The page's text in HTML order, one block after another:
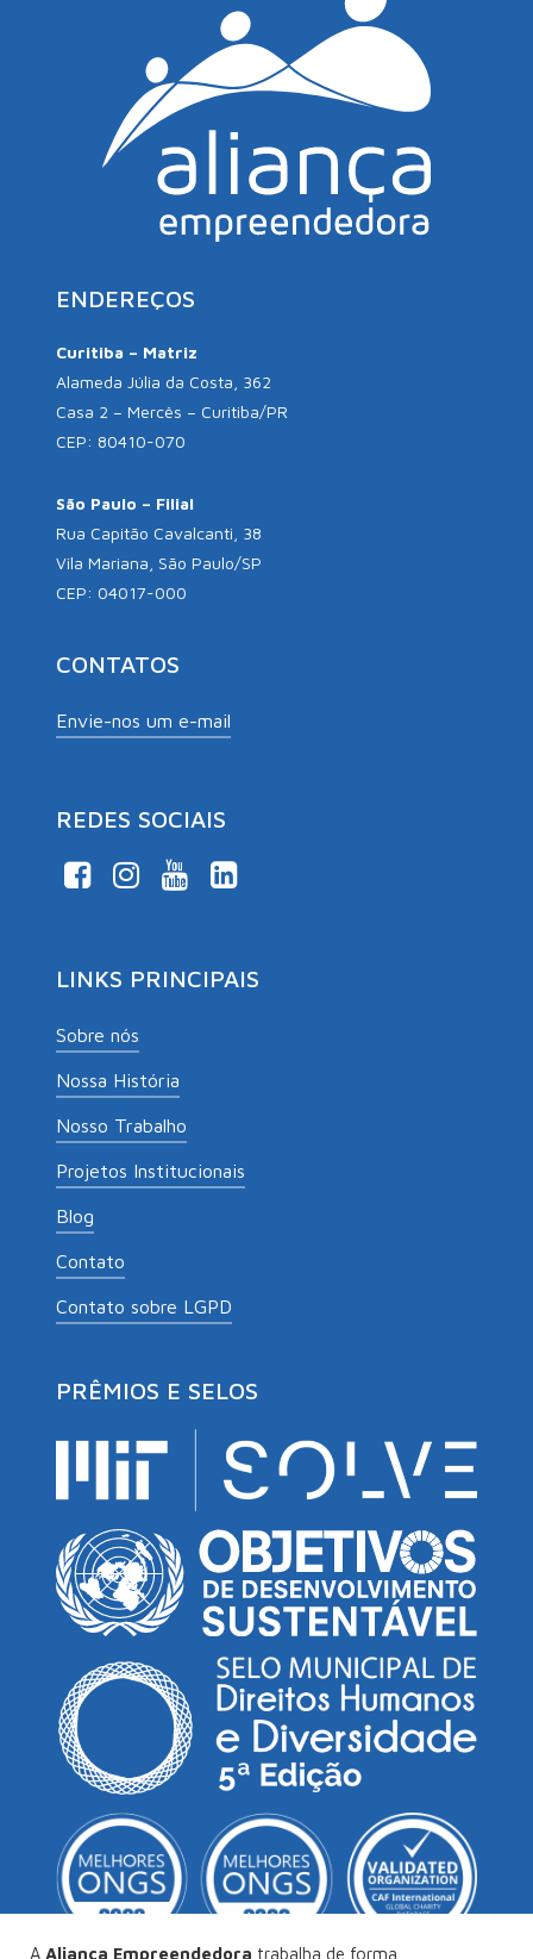
ENDEREÇOS
Curitiba – Matriz
Alameda Júlia da Costa, 362
Casa 2 – Mercês – Curitiba/PR
CEP: 80410-070
São Paulo – Filial
Rua Capitão Cavalcanti, 38
Vila Mariana, São Paulo/SP
CEP: 04017-000
CONTATOS
Envie-nos um e-mail
REDES SOCIAIS
LINKS PRINCIPAIS
Sobre nós
Nossa História
Nosso Trabalho
Projetos Institucionais
Blog
Contato
Contato sobre LGPD
PRÊMIOS E SELOS
A Aliança Empreendedora trabalha de forma